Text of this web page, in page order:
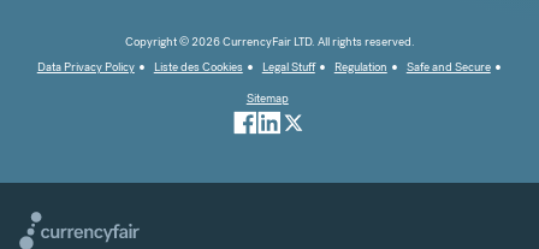
Copyright © 2026 CurrencyFair LTD. All rights reserved.
Data Privacy Policy
Liste des Cookies Legal Stuff Regulation
Safe and Secure
Sitemap